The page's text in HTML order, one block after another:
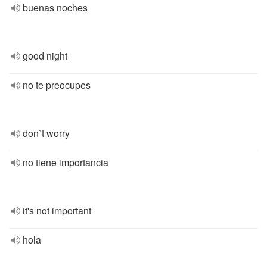
buenas noches
good night
no te preocupes
don`t worry
no tiene importancia
it's not important
hola